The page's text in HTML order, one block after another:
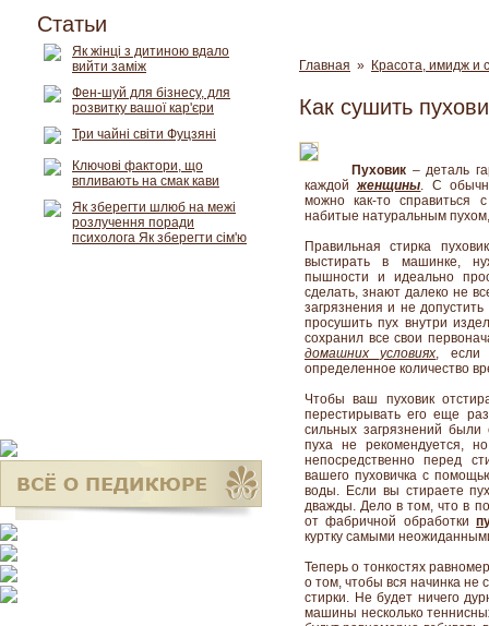
Главная » Красота, имидж и
Как сушить
Пуховик – деталь
каждойженщины. С
можно как-то справиться
набитые натуральным
Правильная стирка
выстирать в машинке,
пышности и идеально
сделать, знают далеко не
загрязнения и не
просушить пух внутри
сохранил все свои
домашних условиях, если
определенное количество
Чтобы ваш пуховик
перестирывать его еще
сильных загрязнений
пуха не рекомендуется,
непосредственно перед
вашего пуховичка с
воды. Если вы стираете
дважды. Дело в том, что в
от фабричной обработки
куртку самыми
Теперь о тонкостях
о том, чтобы вся начинка не
стирки. Не будет ничего
машины несколько
Статьи
Як жінці з дитиною вдало
вийти заміж
Фен-шуй для бізнесу, для
розвитку вашої кар'єри
Три чайні світи Фуцзяні
Ключові фактори, що
впливають на смак кави
Як зберегти шлюб на межі
розлучення поради
психолога Як зберегти сім'ю